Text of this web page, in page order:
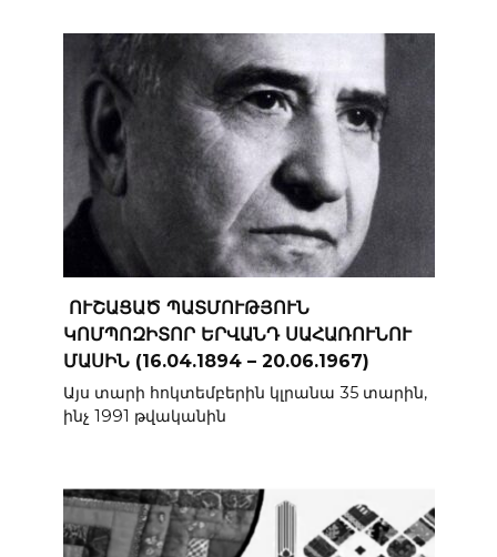
ՈՒՇԱՑԱԾ ՊԱՏՄՈՒԹՅՈՒՆ
ԿՈՄՊՈԶԻՏՈՐ ԵՐՎԱՆԴ ՍԱՀԱՌՈՒՆՈՒ
ՄԱՍԻՆ (16.04.1894 – 20.06.1967)
Այս տարի հոկտեմբերին կլրանա 35 տարին,
ինչ 1991 թվականին